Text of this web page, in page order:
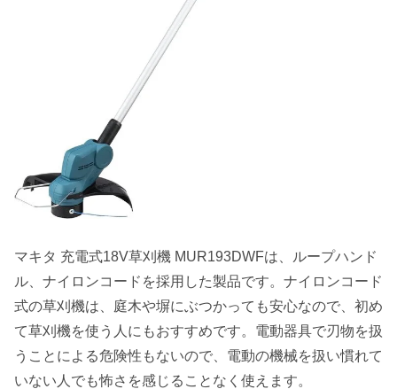
マキタ 充電式18V草刈機 MUR193DWFは、ループハンド
ル、ナイロンコードを採用した製品です。ナイロンコード
式の草刈機は、庭木や塀にぶつかっても安心なので、 初め
て草刈機を使う人にもおすすめです。電動器具で刃物を扱
うことによる危険性もないので、電動の機械を扱い慣れて
いない人でも怖さを感じることなく使えます。